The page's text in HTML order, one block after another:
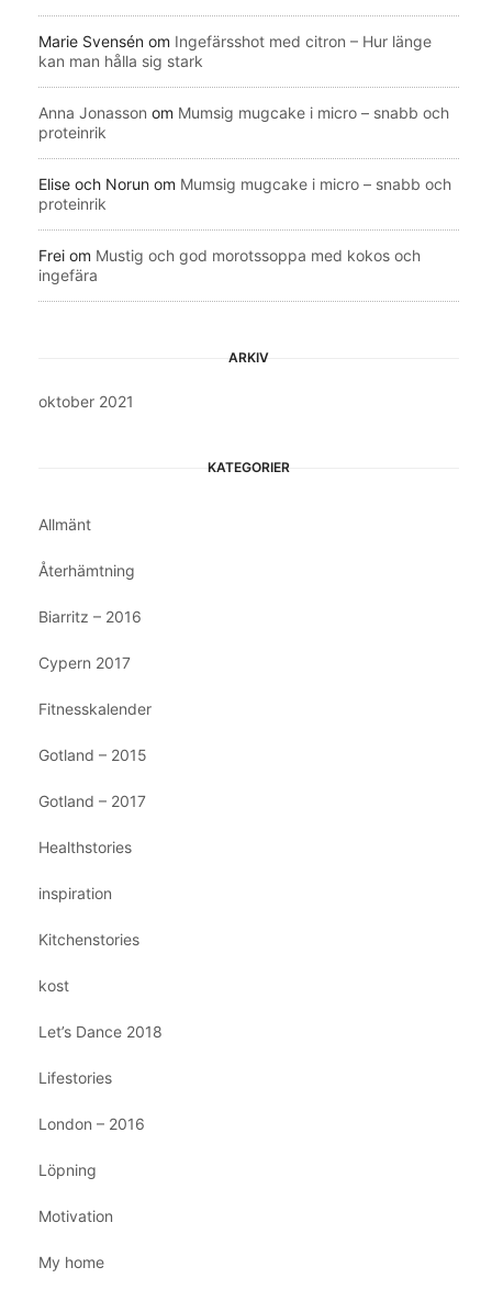
Marie Svensén om Ingefärsshot med citron – Hur länge
kan man hålla sig stark
Anna Jonasson om Mumsig mugcake i micro – snabb och
proteinrik
Elise och Norun om Mumsig mugcake i micro – snabb och
proteinrik
Frei om Mustig och god morotssoppa med kokos och
ingefära
ARKIV
oktober 2021
KATEGORIER
Allmänt
Återhämtning
Biarritz – 2016
Cypern 2017
Fitnesskalender
Gotland – 2015
Gotland – 2017
Healthstories
inspiration
Kitchenstories
kost
Let’s Dance 2018
Lifestories
London – 2016
Löpning
Motivation
My home